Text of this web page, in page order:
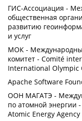
ГИС-Ассоциация -
общественная
развитию
и услуг
МОК -
комитет - Comité
International Olympic
Apache Software
ООН МАГАТЭ -
по атомной энергии
Atomic Energy Agency